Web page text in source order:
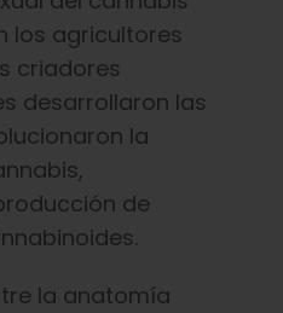
los agricultores
criadores
desarrollaron las
la
de
la anatomía